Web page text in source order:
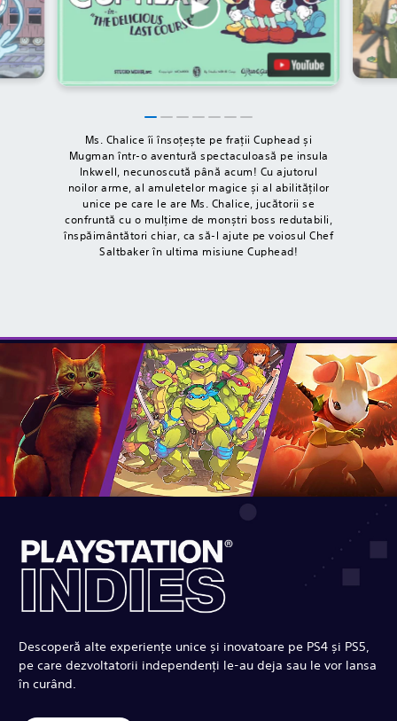
Ms. Chalice îi însoțește pe frații Cuphead și
Mugman într-o aventură spectaculoasă pe insula
Inkwell, necunoscută până acum! Cu ajutorul
noilor arme, al amuletelor magice și al abilităților
unice pe care le are Ms. Chalice, jucătorii se
confruntă cu o mulțime de monștri boss redutabili,
înspăimântători chiar, ca să-l ajute pe voiosul Chef
Saltbaker în ultima misiune Cuphead!
Descoperă alte experiențe unice și inovatoare pe PS4 și PS5,
pe care dezvoltatorii independenți le-au deja sau le vor lansa
în curând.